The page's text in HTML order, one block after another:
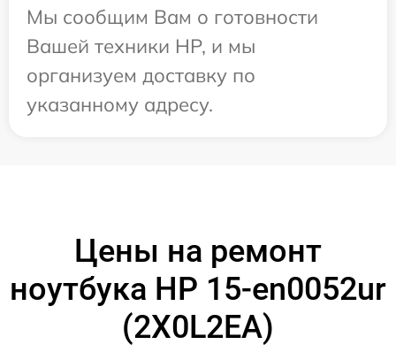
Мы сообщим Вам о готовности
Вашей техники HP, и мы
организуем доставку по
указанному адресу.
Цены на ремонт
ноутбука HP 15-en0052ur
(2X0L2EA)